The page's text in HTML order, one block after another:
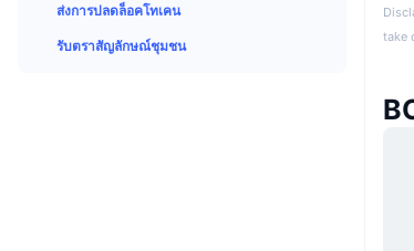
ส่งการปลดล็อคโทเคน
รับตราสัญลักษณ์ชุมชน
take